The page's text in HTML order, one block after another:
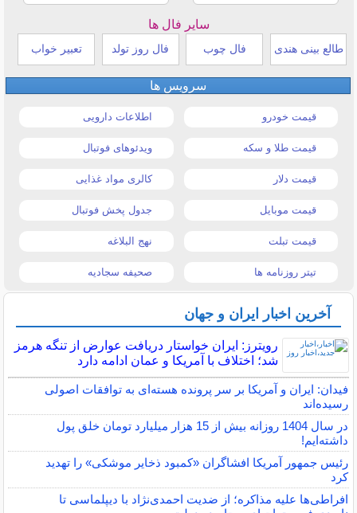
سایر فال ها
طالع بینی هندی فال چوب فال روز تولد تعبیر خواب
سرویس ها
قیمت خودرو اطلاعات دارویی
قیمت طلا و سکه ویدئوهای فوتبال
قیمت دلار کالری مواد غذایی
قیمت موبایل جدول پخش فوتبال
قیمت تبلت نهج البلاغه
تیتر روزنامه ها صحیفه سجادیه
آخرین اخبار ایران و جهان
رویترز: ایران خواستار دریافت عوارض از تنگه هرمز
شد؛ اختلاف با آمریکا و عمان ادامه دارد
فیدان: ایران و آمریکا بر سر پرونده هسته‌ای به توافقات اصولی
رسیده‌اند
در سال 1404 روزانه بیش از 15 هزار میلیارد تومان خلق پول
داشته‌ایم!
رئیس جمهور آمریکا افشاگران «کمبود ذخایر موشکی» را تهدید
کرد
افراطی‌ها علیه مذاکره؛ از ضدیت احمدی‌نژاد با دیپلماسی تا